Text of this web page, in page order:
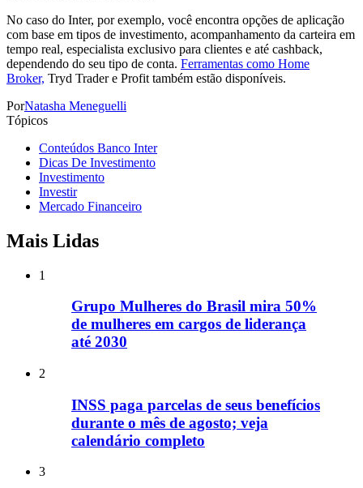
No caso do Inter, por exemplo, você encontra opções de aplicação
com base em tipos de investimento, acompanhamento da carteira em
tempo real, especialista exclusivo para clientes e até cashback,
dependendo do seu tipo de conta. Ferramentas como Home
Broker, Tryd Trader e Profit também estão disponíveis.
PorNatasha Meneguelli
Tópicos
Conteúdos Banco Inter
Dicas De Investimento
Investimento
Investir
Mercado Financeiro
Mais Lidas
1
Grupo Mulheres do Brasil mira 50%
de mulheres em cargos de liderança
até 2030
2
INSS paga parcelas de seus benefícios
durante o mês de agosto; veja
calendário completo
3